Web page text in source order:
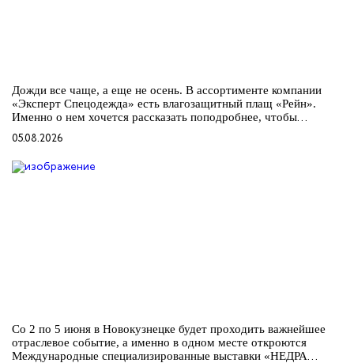
Дожди все чаще, а еще не осень. В ассортименте компании
«Эксперт Спецодежда» есть влагозащитный плащ «Рейн».
Именно о нем хочется рассказать поподробнее, чтобы
плаща.
05.08.2026
Со 2 по 5 июня в Новокузнецке будет проходить важнейшее
отраслевое событие, а именно в одном месте откроются
Международные специализированные выставки «НЕДРА